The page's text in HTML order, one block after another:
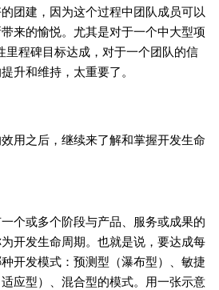
团建，因为这个过程中团队成员可以
来的愉悦。尤其是对于一个中大型项
里程碑目标达成，对于一个团队的信
升和维持，太重要了。
用之后，继续来了解和掌握开发生命
个或多个阶段与产品、服务或成果的
开发生命周期。也就是说，要达成每
开发模式：预测型（瀑布型）、敏捷
应型）、混合型的模式。用一张示意